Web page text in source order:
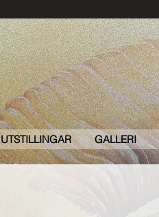
UTSTILLINGAR GALLERI